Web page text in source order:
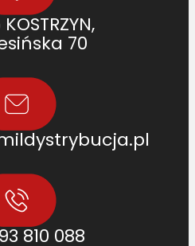
70
810 088